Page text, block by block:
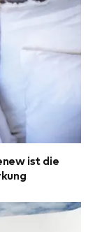
ist die